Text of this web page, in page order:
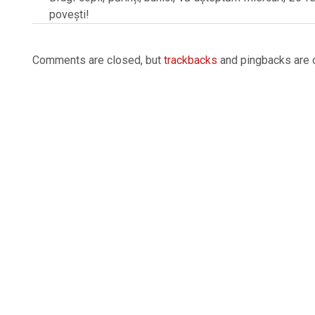
povești!
21
Comments are closed, but trackbacks and pingbacks are